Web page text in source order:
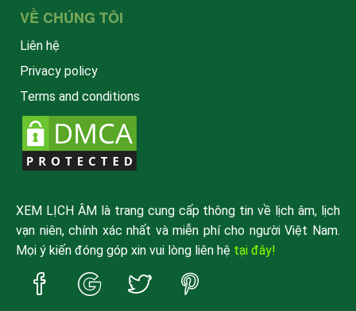
VỀ CHÚNG TÔI
Liên hệ
Privacy policy
Terms and conditions
XEM LỊCH ÂM là trang cung cấp thông tin về lịch âm, lịch
vạn niên, chính xác nhất và miễn phí cho người Việt Nam.
Mọi ý kiến đóng góp xin vui lòng liên hệ tại đây!
Trang
Facebook
Trang
Google
Trang
Twitter
Trang
Pinterest